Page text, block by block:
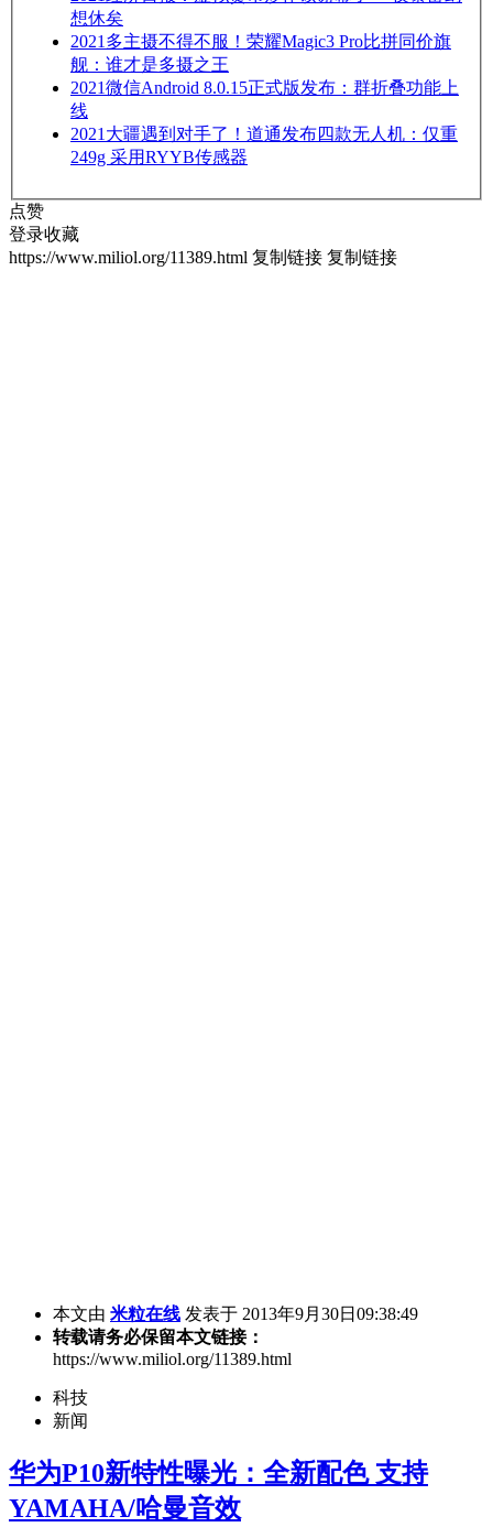
想休矣
2021 多主摄不得不服！荣耀Magic3 Pro比拼同价旗
舰：谁才是多摄之王
2021微信Android 8.0.15正式版发布：群折叠功能上
线
2021 大疆遇到对手了！道通发布四款无人机：仅重
249g 采用RYYB传感器
点赞
登录收藏
https://www.miliol.org/11389.html 复制链接 复制链接
本文由 米粒在线 发表于 2013年9月30日09:38:49
转载请务必保留本文链接：
https://www.miliol.org/11389.html
科技
新闻
华为P10新特性曝光：全新配色 支持
YAMAHA/哈曼音效